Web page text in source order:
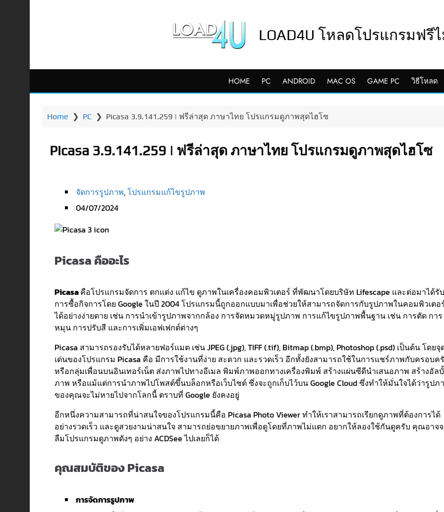
LOAD4U โหลดโปรแกรมฟรี
HOME PC ANDROID MAC OS GAME PC วิธีโหลด
Home ❯ PC❯ Picasa 3.9.141.259 | ฟรีล่าสุด ภาษาไทย โปรแกรมดูภาพสุดไฮโซ
Picasa 3.9.141.259 | ฟรีล่าสุด ภาษาไทย โปรแกรมดูภาพสุดไฮโซ
จัดการรูปภาพ,โปรแกรมแก้ไขรูปภาพ
04/07/2024
Picasa คืออะไร
Picasaคือโปรแกรมจัดการ ตกแต่ง แก้ไข ดูภาพในเครื่องคอมพิวเตอร์ ที่พัฒนาโดยบริษัท Lifescape และต่อมาได้รับ
การซื้อกิจการโดย Google ในปี 2004 โปรแกรมนี้ถูกออกแบบมาเพื่อช่วยให้สามารถจัดการกับรูปภาพในคอมพิวเตอ
ได้อย่างง่ายดาย เช่น การนำเข้ารูปภาพจากกล้อง การจัดหมวดหมู่รูปภาพ การแก้ไขรูปภาพพื้นฐาน เช่น การตัด การ
หมุน การปรับสี และการเพิ่มเอฟเฟกต์ต่างๆ
Picasa สามารถรองรับได้หลายฟอร์แมต เช่น JPEG (.jpg), TIFF (.tif), Bitmap (.bmp), Photoshop (.psd) เป็นต้น โดยจุ
เด่นของโปรแกรม Picasa คือ มีการใช้งานที่ง่าย สะดวก และรวดเร็ว อีกทั้งยังสามารถใช้ในการแชร์ภาพกับครอบค
หรือกลุ่มเพื่อนบนอินเทอร์เน็ต ส่งภาพไปทางอีเมล พิมพ์ภาพออกทางเครื่องพิมพ์ สร้างแผ่นซีดีนำเสนอภาพ สร้างอัล
ภาพ หรือแม้แต่การนำภาพไปโพสต์ขึ้นบล็อกหรือเว็บไซต์ ซึ่งจะถูกเก็บไว้บน Google Cloud ซึ่งทำให้มั่นใจได้ว่ารูปภ
ของคุณจะไม่หายไปจากโลกนี้ ตราบที่ Google ยังคงอยู่
อีกหนึ่งความสามารถที่น่าสนใจของโปรแกรมนี้คือ Picasa Photo Viewer ทำให้เราสามารถเรียกดูภาพที่ต้องการได้
อย่างรวดเร็ว และดูสวยงามน่าสนใจ สามารถย่อขยายภาพเพื่อดูโดยที่ภาพไม่แตก อยากให้ลองใช้กันดูครับ คุณอาจ
ลืมโปรแกรมดูภาพดังๆ อย่าง ACDSee ไปเลยก็ได้
คุณสมบัติของ Picasa
การจัดการรูปภาพ